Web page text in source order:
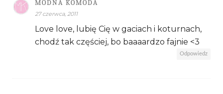
MODNA KOMODA
27 czerwca, 2011
Love love, lubię Cię w gaciach i koturnach,
chodź tak częściej, bo baaaardzo fajnie <3
Odpowiedz